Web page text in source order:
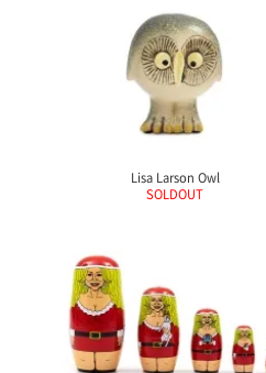
Lisa Larson Owl
SOLDOUT